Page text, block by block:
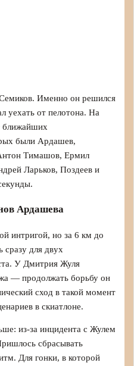
Именно он решился
уехать от пелотона. На
ближайших
были Ардашев,
Тимашов, Ермил
Ларьков, Поздеев и
Ардашева
интригой, но за 6 км до
сразу для двух
У Дмитрия Жуля
— продолжать борьбу он
сход в такой момент
в скиатлоне.
из-за инцидента с Жулем
сбрасывать
Для гонки, в которой